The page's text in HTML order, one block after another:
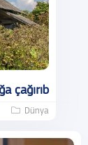
çağırıb
Dünya